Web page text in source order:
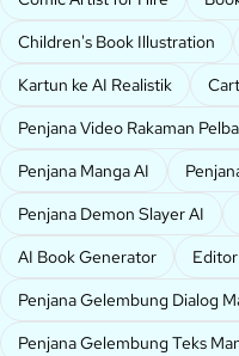
Children's Book Illustration
Kartun ke AI Realistik
Penjana Video Rakaman
Penjana Manga AI
Penjana Demon Slayer AI
AI Book Generator
Penjana Gelembung Dialog
Penjana Gelembung Teks